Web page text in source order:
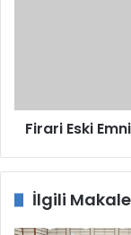
Firari Eski
İlgili